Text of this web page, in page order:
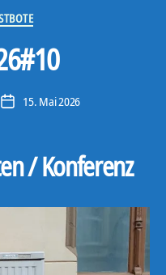
Veröffentlichungsdatum
15. Mai 2026
/ Konferenz